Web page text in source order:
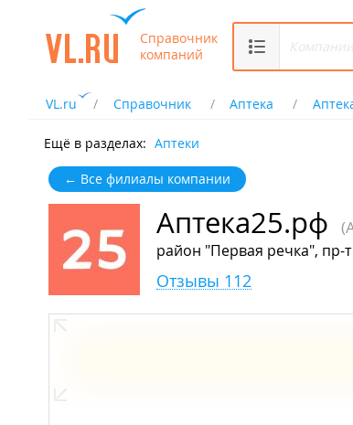
Справочник
компаний
VL.ru Справочник Аптека
Ещё в разделах: Аптеки
← Все филиалы компании
Аптека25.рф
район "Первая речка", пр-
Отзывы 112